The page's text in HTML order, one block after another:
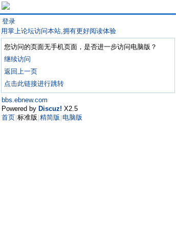
登录
用掌上论坛访问本站,拥有更好阅读体验
您访问的页面无手机页面，是否进一步访问电脑版？
继续访问
返回上一页
点击此链接进行跳转
bbs.ebnew.com
Powered by Discuz! X2.5
首页 标准版 精简版 电脑版